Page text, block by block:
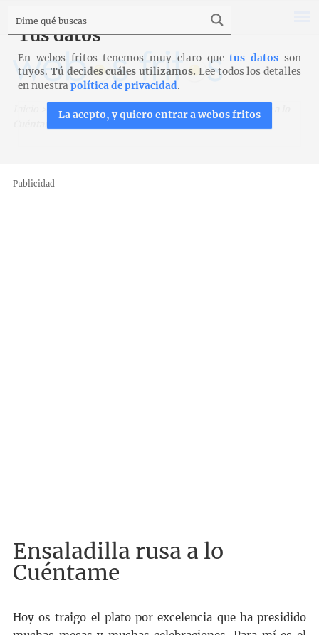
Recetas Entrantes y aperitivos
Ensaladilla rusa a lo
Publicidad
Ensaladilla rusa a lo
Cuéntame
Hoy os traigo el plato por excelencia que ha presidido
Tus datos
En webos fritos tenemos muy claro quetus datos son
tuyos. Tú decides cuáles utilizamos. Lee todos los detalles
en nuestrapolítica de privacidad.
La acepto, y quiero entrar a webos fritos